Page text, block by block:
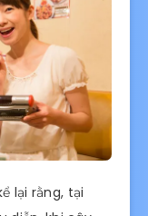
lại rằng, tại